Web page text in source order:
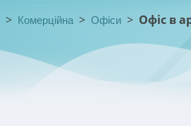
> Комерційна> Офіси > Офіс в